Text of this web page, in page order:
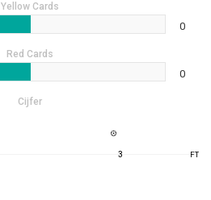
Yellow Cards
0
Red Cards
0
Cijfer
3 FT